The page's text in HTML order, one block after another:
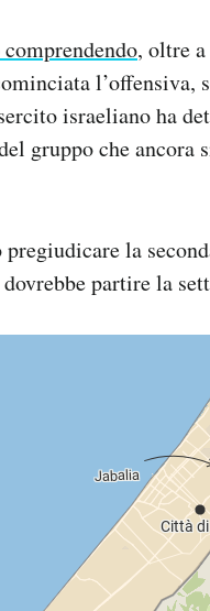
comprendendo, oltre
l’offensiva,
israeliano ha
gruppo che ancora
la
partire la